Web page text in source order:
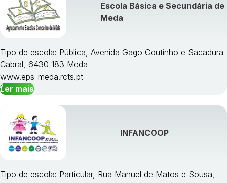
Escola Básica e Secundária de
Meda
Tipo de escola: Pública, Avenida Gago Coutinho e Sacadura
Cabral, 6430 183 Meda
www.eps-meda.rcts.pt
Ler mais
INFANCOOP
Tipo de escola: Particular, Rua Manuel de Matos e Sousa,